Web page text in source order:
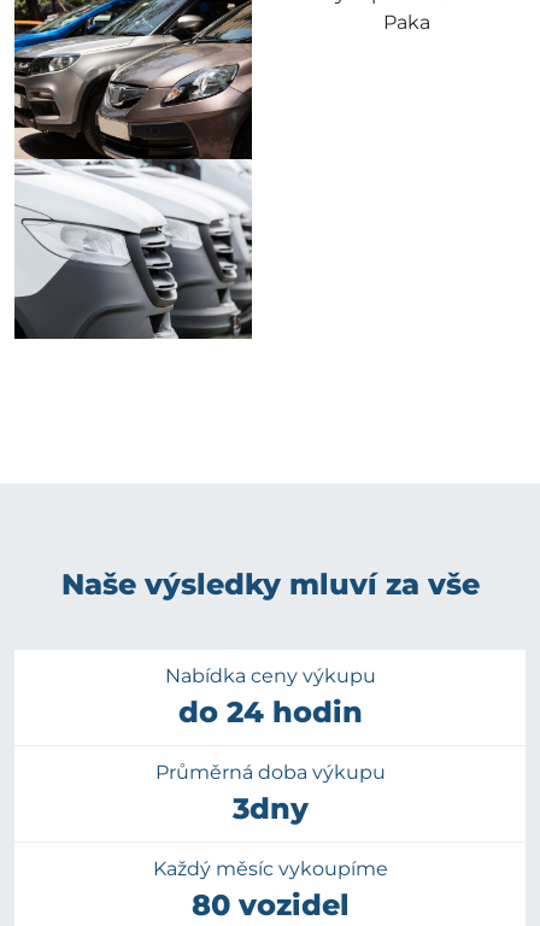
Naše výsledky mluví za vše
Nabídka ceny výkupu
do 24 hodin
Průměrná doba výkupu
3dny
Každý měsíc vykoupíme
80 vozidel